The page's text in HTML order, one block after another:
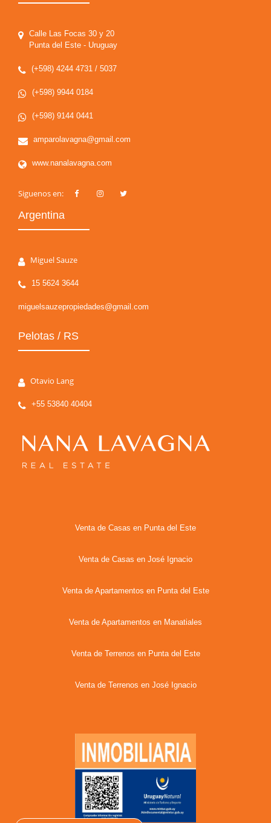
Calle Las Focas 30 y 20
Punta del Este - Uruguay
(+598) 4244 4731 / 5037
(+598) 9944 0184
(+598) 9144 0441
amparolavagna@gmail.com
www.nanalavagna.com
Siguenos en:
Argentina
Miguel Sauze
15 5624 3644
miguelsauzepropiedades@gmail.com
Pelotas / RS
Otavio Lang
+55 53840 40404
Venta de Casas en Punta del Este
Venta de Casas en José Ignacio
Venta de Apartamentos en Punta del Este
Venta de Apartamentos en Manatiales
Venta de Terrenos en Punta del Este
Venta de Terrenos en José Ignacio